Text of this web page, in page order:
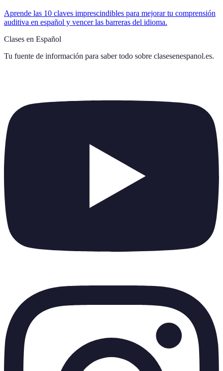
Aprende las 10 claves imprescindibles para mejorar tu comprensión
auditiva en español y vencer las barreras del idioma.
Clases en Español
Tu fuente de información para saber todo sobre clasesenespanol.es.